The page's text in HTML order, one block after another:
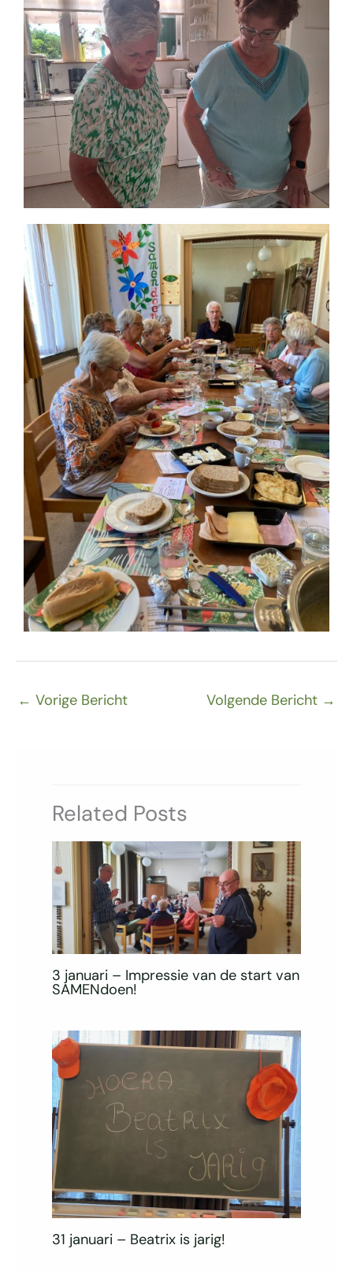
← Vorige Bericht Volgende Bericht →
Related Posts
3 januari – Impressie van de start van
SAMENdoen!
31 januari – Beatrix is jarig!